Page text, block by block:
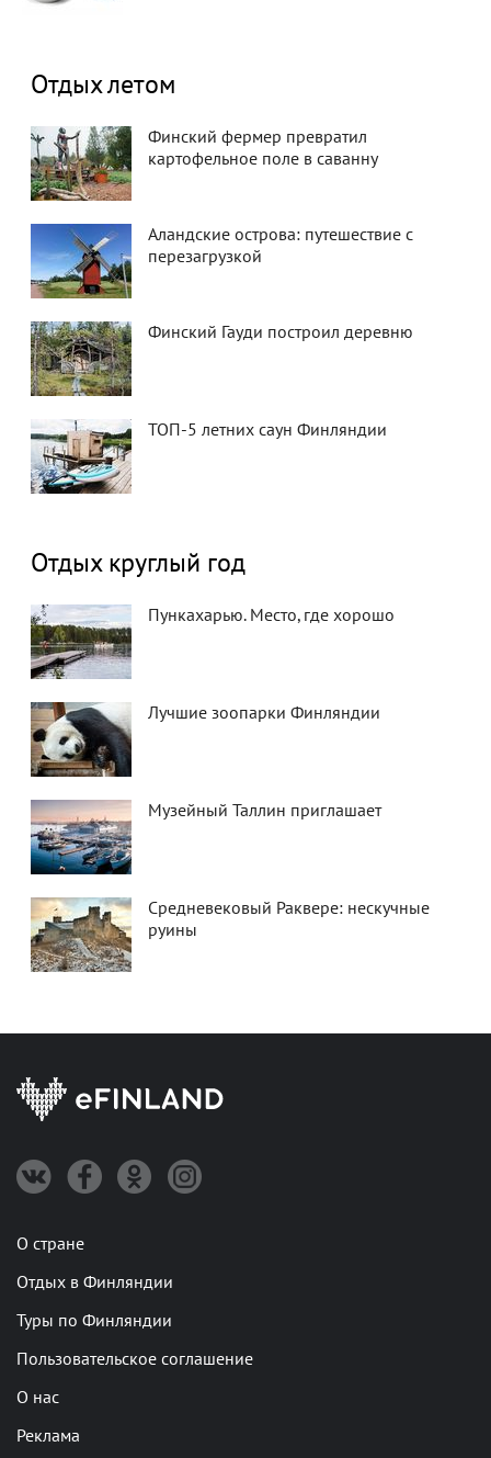
Отдых летом
Финский фермер превратил
картофельное поле в саванну
Аландские острова: путешествие с
перезагрузкой
Финский Гауди построил деревню
ТОП-5 летних саун Финляндии
Отдых круглый год
Пункахарью. Место, где хорошо
Лучшие зоопарки Финляндии
Музейный Таллин приглашает
Средневековый Раквере: нескучные
руины
О стране
Отдых в Финляндии
Туры по Финляндии
Пользовательское соглашение
О нас
Реклама